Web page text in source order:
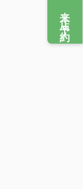
来店予約